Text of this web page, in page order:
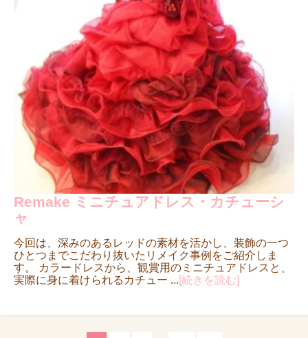
Remake ミニチュアドレス・カチューシ
ャ
今回は、深みのあるレッドの素材を活かし、装飾の一つ
ひとつまでこだわり抜いたリメイク事例をご紹介しま
す。 カラードレスから、観賞用のミニチュアドレスと、
実際に身に着けられるカチュー ...[続きを読む]